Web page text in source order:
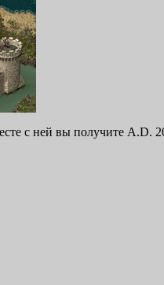
с ней вы получите A.D.